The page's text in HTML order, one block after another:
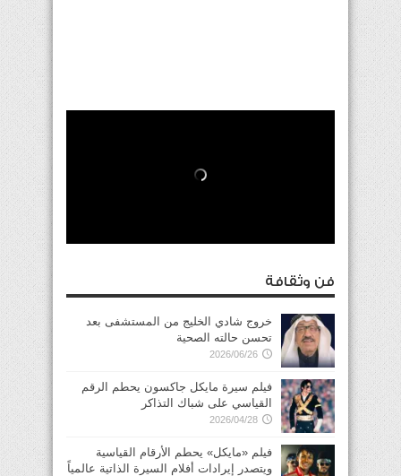
فن وثقافة
خروج شادي الخليج من المستشفى بعد
تحسن حالته الصحية
2026/06/26
فيلم سيرة مايكل جاكسون يحطم الرقم
القياسي على شباك التذاكر
2026/04/28
فيلم «مايكل» يحطم الأرقام القياسية
ويتصدر إيرادات أفلام السيرة الذاتية عالمياً